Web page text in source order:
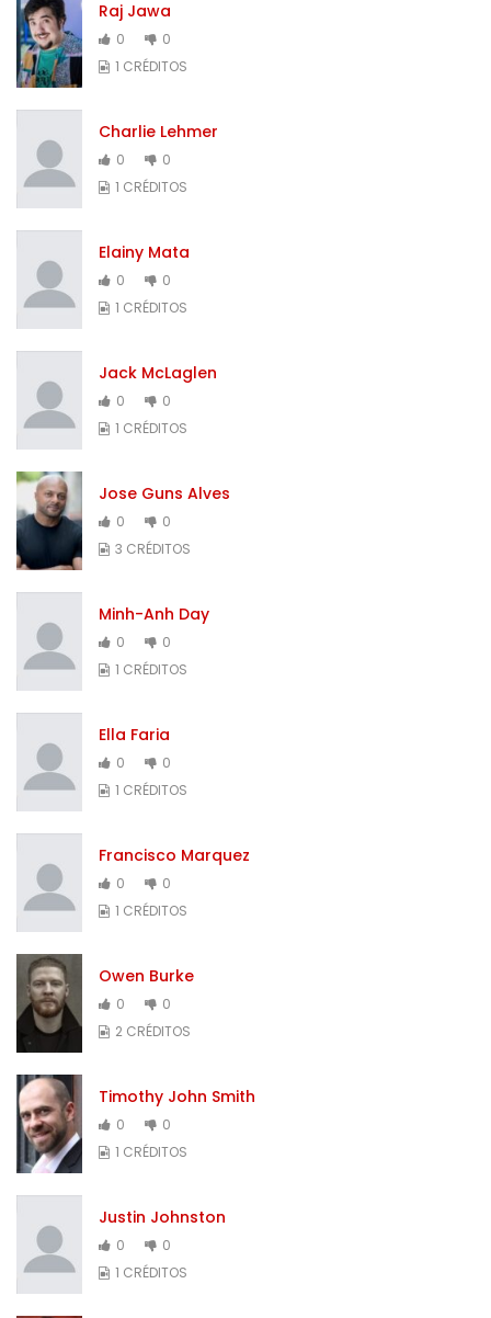
Raj Jawa
0
0
1 CRÉDITOS
Charlie Lehmer
0
0
1 CRÉDITOS
Elainy Mata
0
0
1 CRÉDITOS
Jack McLaglen
0
0
1 CRÉDITOS
Jose Guns Alves
0
0
3 CRÉDITOS
Minh-Anh Day
0
0
1 CRÉDITOS
Ella Faria
0
0
1 CRÉDITOS
Francisco Marquez
0
0
1 CRÉDITOS
Owen Burke
0
0
2 CRÉDITOS
Timothy John Smith
0
0
1 CRÉDITOS
Justin Johnston
0
0
1 CRÉDITOS